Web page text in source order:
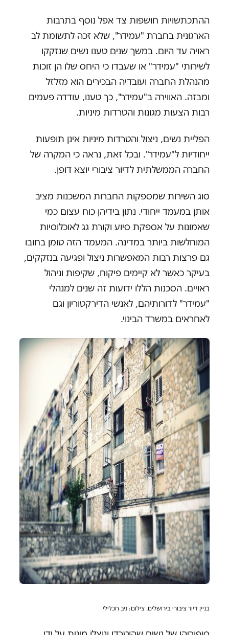
ההתכתשויות חושפות צד אפל נוסף בתרבות
הארגונית בחברת "עמידר", שלא זכה לתשומת לב
ראויה עד היום. במשך שנים טענו נשים שנזקקו
לשירותי "עמידר" או שעבדו כי היחס שלו הן זוכות
מהנהלת החברה ועובדיה הבכירים הוא מזלזל
ומבזה. האווירה ב"עמידר", כך טענו, עודדה פעמים
רבות הצעות מגונות והטרדות מיניות.
הפליית נשים, ניצול והטרדות מיניות אינן תופעות
ייחודיות ל"עמידר". ובכל זאת, נראה כי המקרה של
החברה הממשלתית לדיור ציבורי יוצא דופן.
סוג השירות שמספקות החברות המשכנות מציב
אותן במעמד ייחודי. נתון בידיהן כוח עצום כמי
שאמונות על אספקת סיוע וקורת גג לאוכלוסיות
המוחלשות ביותר במדינה. המעמד הזה טומן בחובו
גם פרצות רבות המאפשרות ניצול ופגיעה בנזקקים,
בעיקר כאשר לא קיימים פיקוח, שקיפות וניהול
ראויים. הסכנות הללו ידועות זה שנים למנהלי
"עמידר" לדורותיהם, לאנשי הדירקטוריון וגם
לאחראים במשרד הבינוי.
בניין דיור ציבורי בירושלים. צילום: ניב חכלילי